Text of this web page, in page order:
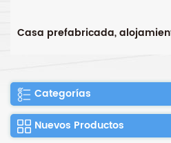
Categorías
Nuevos Productos